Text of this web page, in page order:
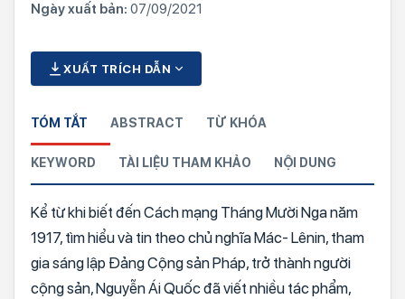
Ngày xuất bản: 07/09/2021
XUẤT TRÍCH DẪN
TÓM TẮT ABSTRACT TỪ KHÓA
KEYWORD TÀI LIỆU THAM KHẢO NỘI DUNG
Kể từ khi biết đến Cách mạng Tháng Mười Nga năm
1917, tìm hiểu và tin theo chủ nghĩa Mác- Lênin, tham
gia sáng lập Đảng Cộng sản Pháp, trở thành người
cộng sản, Nguyễn Ái Quốc đã viết nhiều tác phẩm,